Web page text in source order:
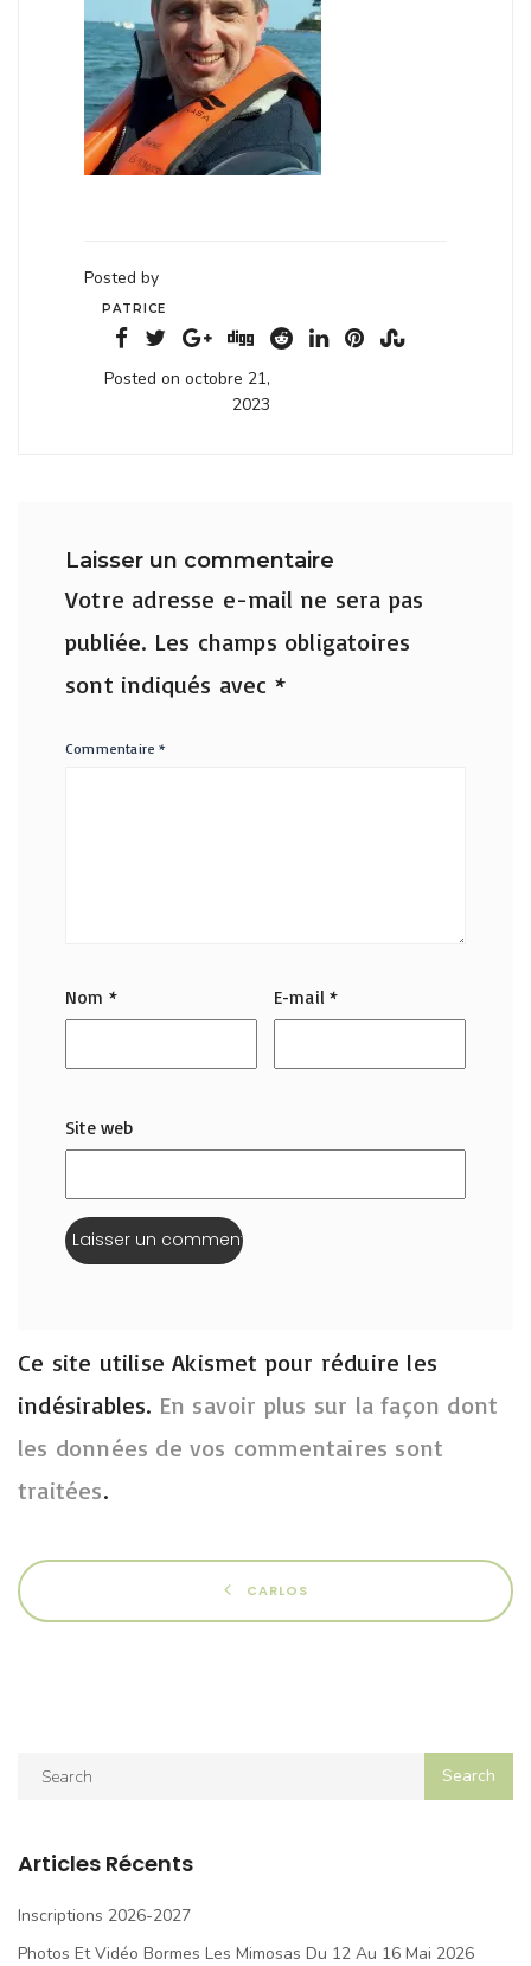
Posted by
PATRICE
Posted on octobre 21,
2023
Laisser un commentaire
Votre adresse e-mail ne sera pas
publiée. Les champs obligatoires
sont indiqués avec *
Commentaire*
Nom * E-mail*
Site web
Ce site utilise Akismet pour réduire les
indésirables. En savoir plus sur la façon dont
les données de vos commentaires sont
traitées.
CARLOS
Articles Récents
Inscriptions 2026-2027
Photos Et Vidéo Bormes Les Mimosas Du 12 Au 16 Mai 2026